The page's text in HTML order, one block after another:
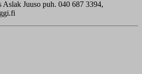
Aslak Juuso puh. 040 687 3394,